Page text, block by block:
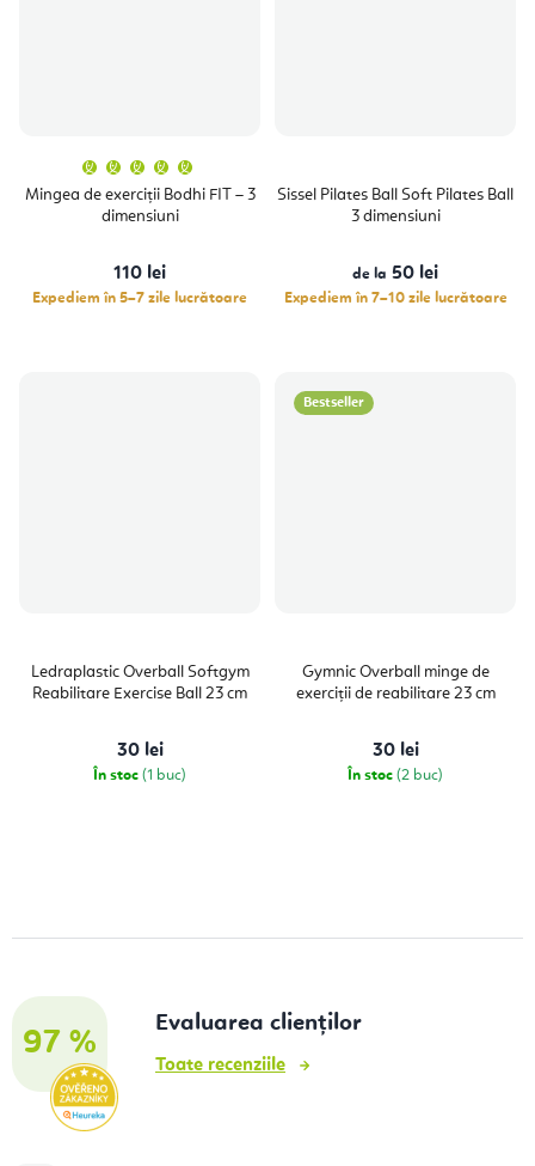
Mingea de exerciții Bodhi FIT – 3
dimensiuni
a
produsului
110 lei
Expediem în 5–7 zile lucrătoare
Sissel Pilates Ball Soft Pilates Ball
3 dimensiuni
de la 50 lei
Expediem în 7–10 zile lucrătoare
Ledraplastic Overball Softgym
Reabilitare Exercise Ball 23 cm
30 lei
În stoc (1 buc)
Bestseller
Gymnic Overball minge de
exerciții de reabilitare 23 cm
30 lei
În stoc (2 buc)
97 %
Evaluarea clienților
Toate recenziile